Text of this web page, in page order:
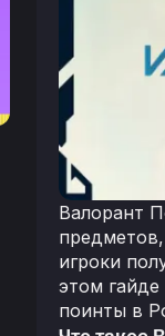
Валорант
игроки
этом
поинты в